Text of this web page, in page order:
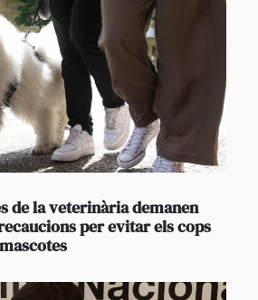
de la veterinària demanen
per evitar els cops